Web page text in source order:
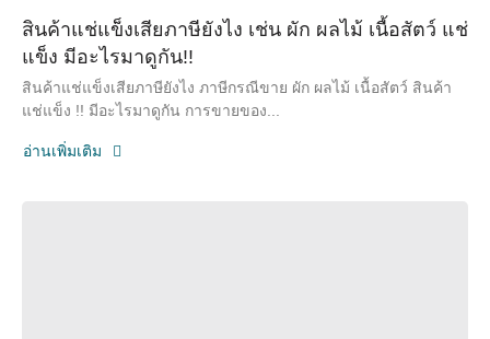
สินค้าแช่แข็งเสียภาษียังไง เช่น ผัก ผลไม้ เนื้อสัตว์ แช่
แข็ง มีอะไรมาดูกัน!!
สินค้าแช่แข็งเสียภาษียังไง ภาษีกรณีขาย ผัก ผลไม้ เนื้อสัตว์ สินค้า
แช่แข็ง !! มีอะไรมาดูกัน การขายของ...
อ่านเพิ่มเติม